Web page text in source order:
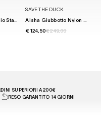
SAVE THE DUCK
€ 124,50€ 249,00
SUPERIORI A 200€
RESO GARANTITO 14 GIORNI